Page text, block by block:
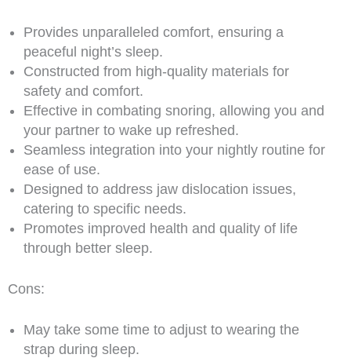
Provides unparalleled comfort, ensuring a
peaceful night’s sleep.
Constructed from high-quality materials for
safety and comfort.
Effective in combating snoring, allowing you and
your partner to wake up refreshed.
Seamless integration into your nightly routine for
ease of use.
Designed to address jaw dislocation issues,
catering to specific needs.
Promotes improved health and quality of life
through better sleep.
Cons:
May take some time to adjust to wearing the
strap during sleep.